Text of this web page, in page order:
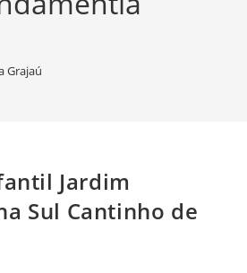
Grajaú
Jardim
Sul Cantinho de